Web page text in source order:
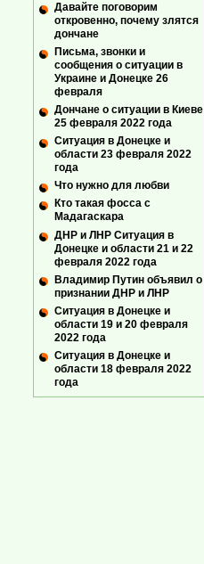
Давайте поговорим
откровенно, почему злятся
дончане
Письма, звонки и
сообщения о ситуации в
Украине и Донецке 26
февраля
Дончане о ситуации в Киеве
25 февраля 2022 года
Ситуация в Донецке и
области 23 февраля 2022
года
Что нужно для любви
Кто такая фосса с
Мадагаскара
ДНР и ЛНР Ситуация в
Донецке и области 21 и 22
февраля 2022 года
Владимир Путин объявил о
признании ДНР и ЛНР
Ситуация в Донецке и
области 19 и 20 февраля
2022 года
Ситуация в Донецке и
области 18 февраля 2022
года